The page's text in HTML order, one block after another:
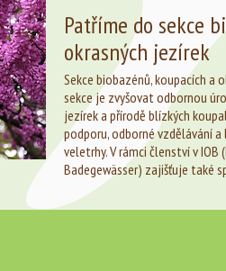
Patříme do sekce
okrasných jezírek
Sekce biobazénů, koupacích a
sekce je zvyšovat odbornou
jezírek a přírodě blízkých
podporu, odborné vzdělávání
veletrhy. V rámci členství v
Badegewässer) zajišťuje také